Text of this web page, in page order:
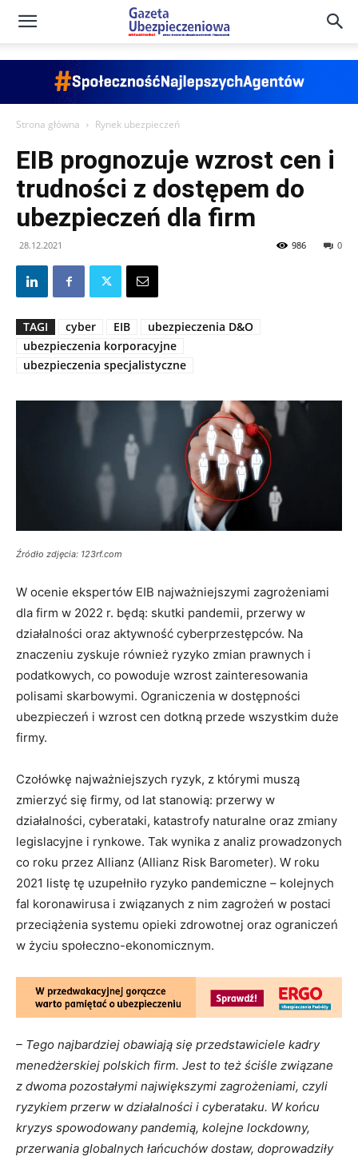
Gazeta
Ubezpieczeniowa
Portal
Strona główna Rynek ubezpieczeń
EIB prognozuje wzrost cen i
trudności z dostępem do
ubezpieczeń dla firm
28.12.2021 0
986
TAGI cyber EIB
ubezpieczenia D&O
ubezpieczenia korporacyjne
ubezpieczenia specjalistyczne
Źródło zdjęcia: 123rf.com
W ocenie ekspertów EIB najważniejszymi zagrożeniami
dla firm w 2022 r. będą: skutki pandemii, przerwy w
działalności oraz aktywność cyberprzestępców. Na
znaczeniu zyskuje również ryzyko zmian prawnych i
podatkowych, co powoduje wzrost zainteresowania
polisami skarbowymi. Ograniczenia w dostępności
ubezpieczeń i wzrost cen dotkną przede wszystkim duże
firmy.
Czołówkę najważniejszych ryzyk, z którymi muszą
zmierzyć się firmy, od lat stanowią: przerwy w
działalności, cyberataki, katastrofy naturalne oraz zmiany
legislacyjne i rynkowe. Tak wynika z analiz prowadzonych
co roku przez Allianz (Allianz Risk Barometer). W roku
2021 listę tę uzupełniło ryzyko pandemiczne – kolejnych
fal koronawirusa i związanych z nim zagrożeń w postaci
przeciążenia systemu opieki zdrowotnej oraz ograniczeń
w życiu społeczno-ekonomicznym.
– Tego najbardziej obawiają się przedstawiciele kadry
menedżerskiej polskich firm. Jest to też ściśle związane
z dwoma pozostałymi największymi zagrożeniami, czyli
ryzykiem przerw w działalności i cyberataku. W końcu
kryzys spowodowany pandemią, kolejne lockdowny,
przerwania globalnych łańcuchów dostaw, doprowadziły